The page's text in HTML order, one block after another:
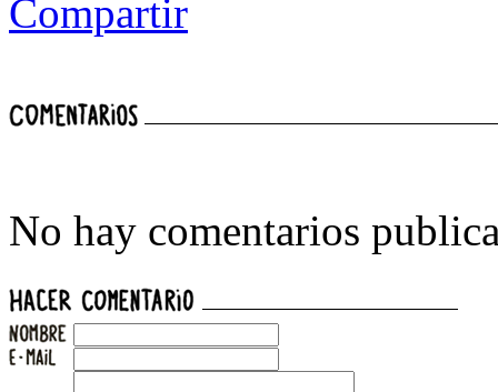
Compartir
No hay comentarios